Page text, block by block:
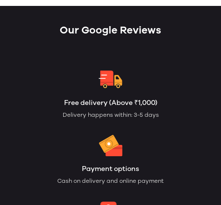
Our Google Reviews
Free delivery (Above ₹1,000)
Delivery happens within: 3-5 days
Payment options
Cash on delivery and online payment